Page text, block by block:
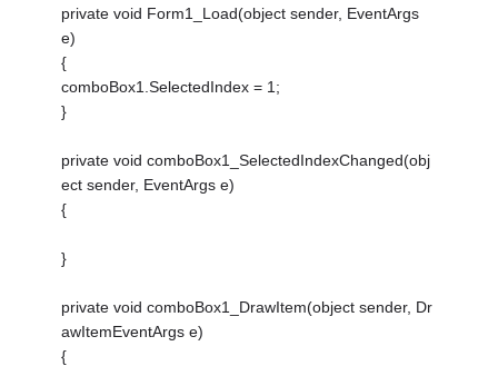
private void Form1_Load(object sender, EventArgs
e)
{
comboBox1.SelectedIndex = 1;
}
private void comboBox1_SelectedIndexChanged(obj
ect sender, EventArgs e)
{
}
private void comboBox1_DrawItem(object sender, Dr
awItemEventArgs e)
{